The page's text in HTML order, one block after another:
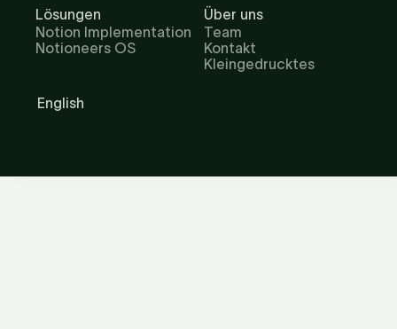
Lösungen
Notion Implementation
Notioneers OS
Über uns
Team
Kontakt
Kleingedrucktes
English